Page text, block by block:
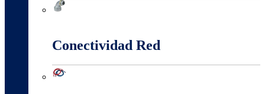
Conectividad Red